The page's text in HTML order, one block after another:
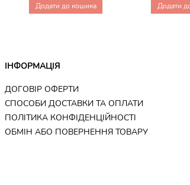
Додати до кошика
Додати
ІНФОРМАЦІЯ
ДОГОВІР ОФЕРТИ
CПОСОБИ ДОСТАВКИ ТА ОПЛАТИ
ПОЛІТИКА КОНФІДЕНЦІЙНОСТІ
ОБМІН АБО ПОВЕРНЕННЯ ТОВАРУ